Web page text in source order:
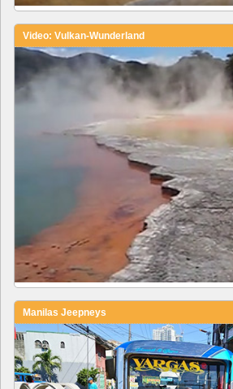
Video: Vulkan-Wunderland
Manilas Jeepneys